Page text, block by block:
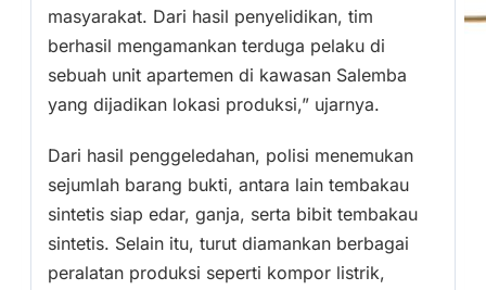
masyarakat. Dari hasil penyelidikan, tim
berhasil mengamankan terduga pelaku di
sebuah unit apartemen di kawasan Salemba
yang dijadikan lokasi produksi,” ujarnya.
Dari hasil penggeledahan, polisi menemukan
sejumlah barang bukti, antara lain tembakau
sintetis siap edar, ganja, serta bibit tembakau
sintetis. Selain itu, turut diamankan berbagai
peralatan produksi seperti kompor listrik,